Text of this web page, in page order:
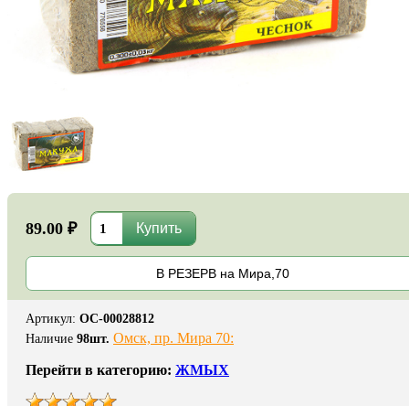
89.00 ₽
В РЕЗЕРВ на Мира,70
Артикул: ОС-00028812
Наличие 98шт. Омск, пр. Мира 70:
Перейти в категорию: ЖМЫХ